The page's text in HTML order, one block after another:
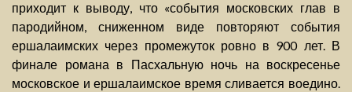
приходит к выводу, что «события московских глав в
пародийном, сниженном виде повторяют события
ершалаимских через промежуток ровно в 900 лет. В
финале романа в Пасхальную ночь на воскресенье
московское и ершалаимское время сливается воедино.